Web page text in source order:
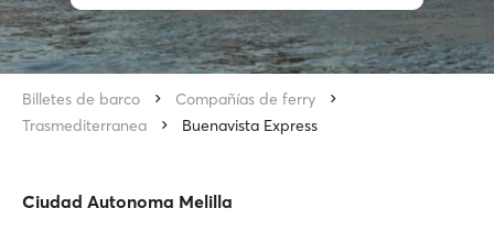
Billetes de barco
Compañías de ferry
Trasmediterranea
Buenavista Express
Ciudad Autonoma Melilla